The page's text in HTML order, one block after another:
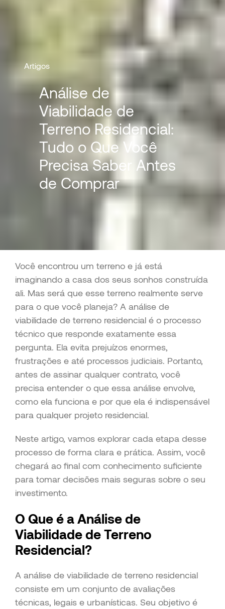
Artigos
Análise de
Viabilidade de
Terreno Residencial:
Tudo o Que Você
Precisa Saber Antes
de Comprar
Você encontrou um terreno e já está
imaginando a casa dos seus sonhos construída
ali. Mas será que esse terreno realmente serve
para o que você planeja? A análise de
viabilidade de terreno residencial é o processo
técnico que responde exatamente essa
pergunta. Ela evita prejuízos enormes,
frustrações e até processos judiciais. Portanto,
antes de assinar qualquer contrato, você
precisa entender o que essa análise envolve,
como ela funciona e por que ela é indispensável
para qualquer projeto residencial.
Neste artigo, vamos explorar cada etapa desse
processo de forma clara e prática. Assim, você
chegará ao final com conhecimento suficiente
para tomar decisões mais seguras sobre o seu
investimento.
O Que é a Análise de
Viabilidade de Terreno
Residencial?
A análise de viabilidade de terreno residencial
consiste em um conjunto de avaliações
técnicas, legais e urbanísticas. Seu objetivo é